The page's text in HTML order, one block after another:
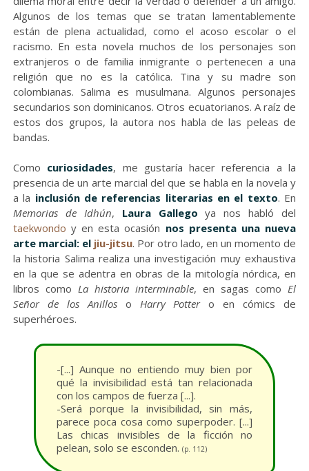
Algunos de los temas que se tratan lamentablemente
están de plena actualidad, como el acoso escolar o el
racismo. En esta novela muchos de los personajes son
extranjeros o de familia inmigrante o pertenecen a una
religión que no es la católica. Tina y su madre son
colombianas. Salima es musulmana. Algunos personajes
secundarios son dominicanos. Otros ecuatorianos. A raíz de
estos dos grupos, la autora nos habla de las peleas de
bandas.
Como curiosidades, me gustaría hacer referencia a la
presencia de un arte marcial del que se habla en la novela y
a la inclusión de referencias literarias en el texto. En
Memorias de Idhún, Laura Gallego ya nos habló del
taekwondo y en esta ocasión nos presenta una nueva
arte marcial: el jiu-jitsu. Por otro lado, en un momento de
la historia Salima realiza una investigación muy exhaustiva
en la que se adentra en obras de la mitología nórdica, en
libros como La historia interminable, en sagas comoEl
Señor de los Anillos o Harry Pottero en cómics de
superhéroes.
-[...] Aunque no entiendo muy bien por
qué la invisibilidad está tan relacionada
con los campos de fuerza [...].
-Será porque la invisibilidad, sin más,
parece poca cosa como superpoder. [...]
Las chicas invisibles de la ficción no
pelean, solo se esconden. (p. 112)